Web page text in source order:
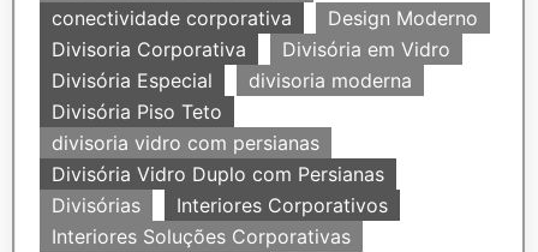
conectividade corporativa
Design Moderno
Divisoria Corporativa
Divisória em Vidro
Divisória Especial
divisoria moderna
Divisória Piso Teto
divisoria vidro com persianas
Divisória Vidro Duplo com Persianas
Divisórias
Interiores Corporativos
Interiores Soluções Corporativas